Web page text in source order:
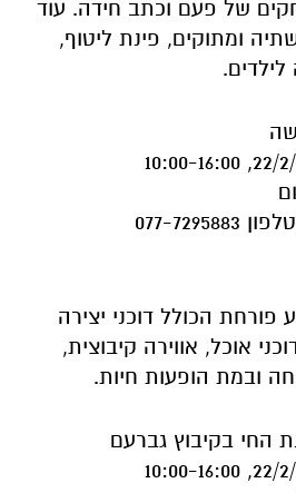
פורחת הכולל דוכני יצירה
דוכני יד 2, דוכני אוכל, אווירה קיבוצית,
ובמת הופעות חיות.
החי בקיבוץ גברעם